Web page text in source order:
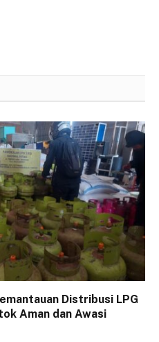
Distribusi LPG
Aman dan Awasi